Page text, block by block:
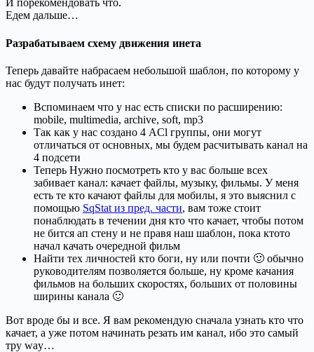
И порекомендовать что.
Едем дальше…
Разрабатываем схему движения инета
Теперь давайте набрасаем небольшой шаблон, по которому у
нас будут получать инет:
Вспоминаем что у нас есть списки по расширению:
mobile, multimedia, archive, soft, mp3
Так как у нас создано 4 ACl группы, они могут
отличаться от основных, мы будем расчитывать канал на
4 подсети
Теперь Нужно посмотреть кто у вас больше всех
забивает канал: качает файлы, музыку, фильмы. У меня
есть те кто качают файлы для мобилы, я это выяснил с
помощью SqStat из пред. части, вам тоже стоит
понаблюдать в течении дня кто что качает, чтобы потом
не бится ап стену и не правя наш шаблон, пока ктото
начал качать очередной фильм
Найти тех личностей кто боги, ну или почти 🙂 обычно
руководителям позволяется больше, ну кроме качания
фильмов на больших скоростях, больших от половины
ширины канала 🙂
Вот вроде бы и все. Я вам рекомендую сначала узнать кто что
качает, а уже потом начинать резать им канал, ибо это самый
тру way…